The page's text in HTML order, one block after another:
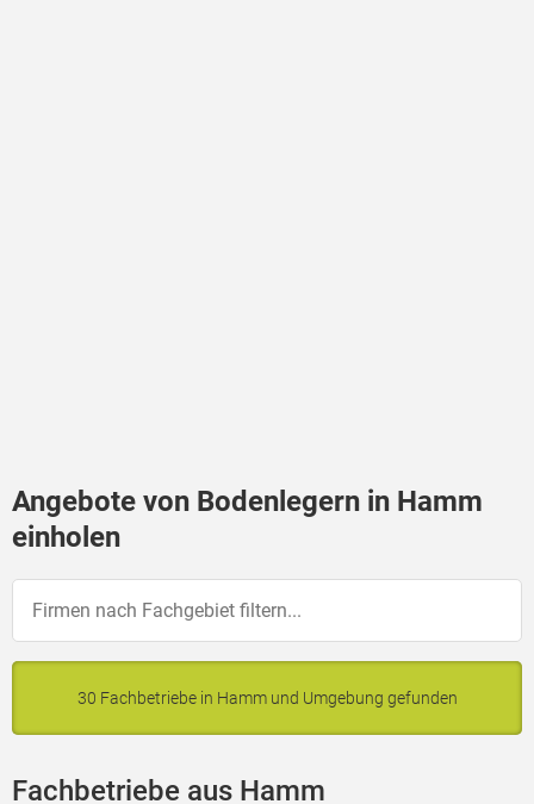
Angebote von Bodenlegern in Hamm
einholen
30 Fachbetriebe in Hamm und Umgebung gefunden
Fachbetriebe aus Hamm